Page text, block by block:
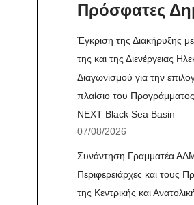
Πρόσφατες
Έγκριση της Διακήρυξης
της και της Διενέργειας
Διαγωνισμού για την
πλαίσιο του
NEXT Black Sea Basin
07/08/2026
Συνάντηση Γραμματέα
Περιφερειάρχες και τους
της Κεντρικής και